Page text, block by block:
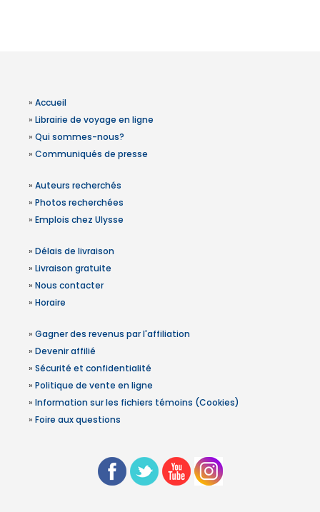
» Accueil
» Librairie de voyage en ligne
» Qui sommes-nous?
» Communiqués de presse
» Auteurs recherchés
» Photos recherchées
» Emplois chez Ulysse
» Délais de livraison
» Livraison gratuite
» Nous contacter
» Horaire
» Gagner des revenus par l'affiliation
» Devenir affilié
» Sécurité et confidentialité
» Politique de vente en ligne
» Information sur les fichiers témoins (Cookies)
» Foire aux questions